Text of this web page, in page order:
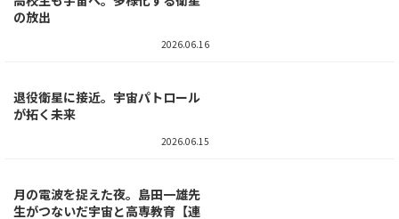
宇宙で人が生きる。生命維持技術
高校生も宇宙へ。多様化する衛星
2026.06.16